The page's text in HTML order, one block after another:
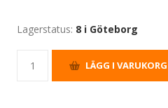
Lagerstatus: 8 i Göteborg